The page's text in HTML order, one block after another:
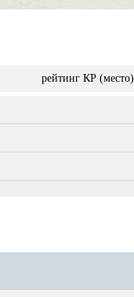
рейтинг КР (место)